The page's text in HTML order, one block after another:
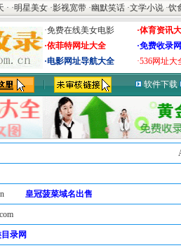
· ·明星美女 ·影视宽带 ·幽默笑话 ·文学小说 ·饮
·免费在线美女电影
·体育资讯
·依菲特网址大全
·免费收录
·电影网址导航大全
·536网址大
软件下载
皇冠菠菜域名出售
录网